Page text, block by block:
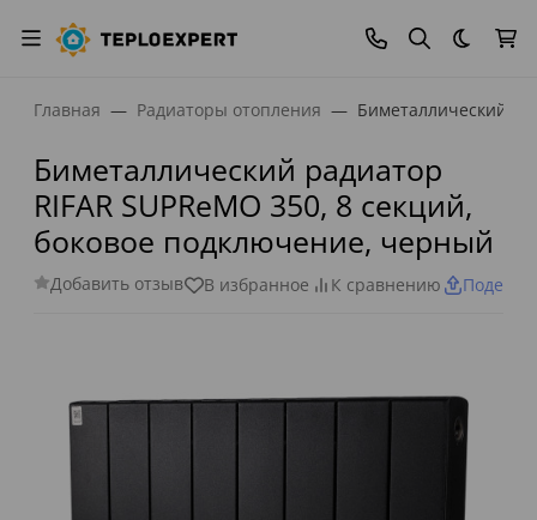
Темная
Главная Радиаторы отопления Биметаллический
Биметаллический радиатор
RIFAR SUPReMO 350, 8 секций,
боковое подключение, черный
Добавить отзыв В избранное К сравнению